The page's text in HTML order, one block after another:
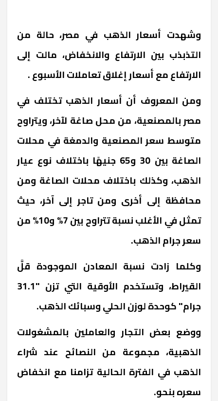
وشهدت أسعار الذهب في مصر، حالة من
التذبذب بين الارتفاع والانخفاض، مالت إلى
الارتفاع مع أسعار إغلاق تعاملات الأسبوع .
ومن المعروف أن أسعار الذهب تختلف في
مصر بالمصنعية، من محل صاغة لآخر، ويتراوح
متوسط سعر المصنعية والدمغة في محلات
الصاغة بين 30 و65 جنيهًا باختلاف نوع عيار
الذهب، وكذلك باختلاف محلات الصاغة ومن
محافظة إلى أخرى ومن تاجر إلى آخر، حيث
تمثل في الأغلب نسبة تتراوح بين 7% و10% من
سعر جرام الذهب.
وكلما زادت نسبة المعادن الموجودة قلَّ
القيراط، وتستخدم الأوقية التي تزن "31.1
جرام" كوحدة لوزن الحلي وسبائك الذهب.
ووضع بعض التجار والعاملين بالمشغولات
الذهبية، مجموعة من النصائح عند شراء
الذهب في الفترة الحالية تزامنا مع انخفاض
سعره بنحو.